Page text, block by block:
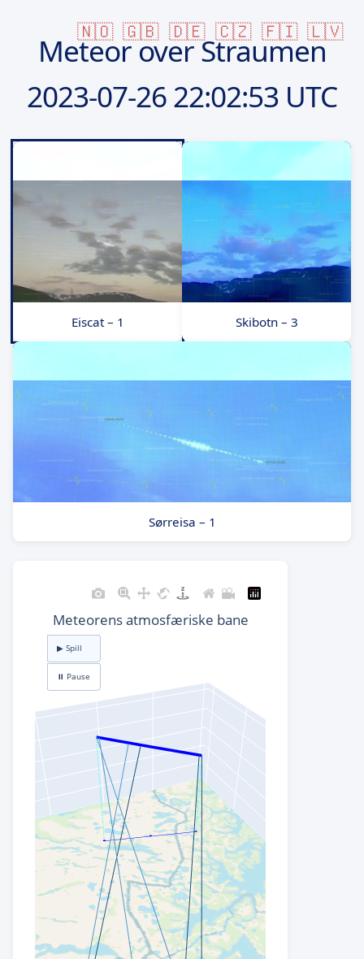
🇳🇴 🇬🇧 🇩🇪 🇨🇿 🇫🇮 🇱🇻
Meteor over Straumen
2023-07-2622:02:53 UTC
Eiscat – 1 Skibotn – 3
Sørreisa – 1